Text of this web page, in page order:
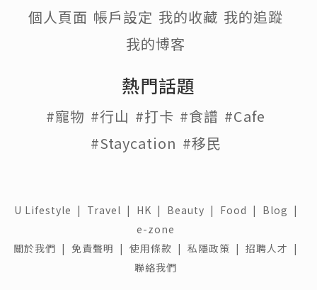
個人頁面 帳戶設定 我的收藏 我的追蹤
我的博客
熱門話題
#寵物 #行山 #打卡 #食譜 #Cafe
#Staycation #移民
U Lifestyle | Travel | HK | Beauty | Food | Blog |
e-zone
關於我們 | 免責聲明 | 使用條款 | 私隱政策 | 招聘人才 |
聯絡我們